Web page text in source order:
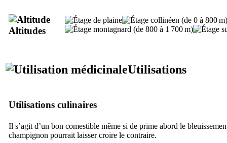
Altitudes
Utilisations
Utilisations culinaires
Il s’agit d’un bon comestible même si de prime abord le
champignon pourrait laisser croire le contraire.